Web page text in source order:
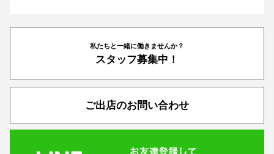
私たちと一緒に働きませんか？
スタッフ募集中！
ご出店のお問い合わせ